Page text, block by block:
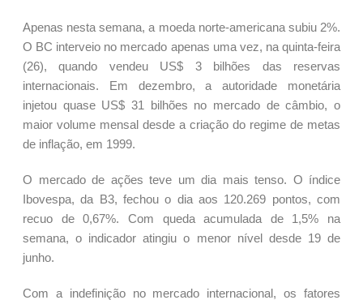
Apenas nesta semana, a moeda norte-americana subiu 2%.
O BC interveio no mercado apenas uma vez, na quinta-feira
(26), quando vendeu US$ 3 bilhões das reservas
internacionais. Em dezembro, a autoridade monetária
injetou quase US$ 31 bilhões no mercado de câmbio, o
maior volume mensal desde a criação do regime de metas
de inflação, em 1999.
O mercado de ações teve um dia mais tenso. O índice
Ibovespa, da B3, fechou o dia aos 120.269 pontos, com
recuo de 0,67%. Com queda acumulada de 1,5% na
semana, o indicador atingiu o menor nível desde 19 de
junho.
Com a indefinição no mercado internacional, os fatores